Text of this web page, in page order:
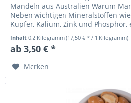
Mandeln aus Australien Warum
Neben wichtigen Mineralstoffen
Kupfer, Kalium, Zink und
Inhalt0.2 Kilogramm(17,50 € * / 1 Kilogramm)
ab 3,50 € *
Merken